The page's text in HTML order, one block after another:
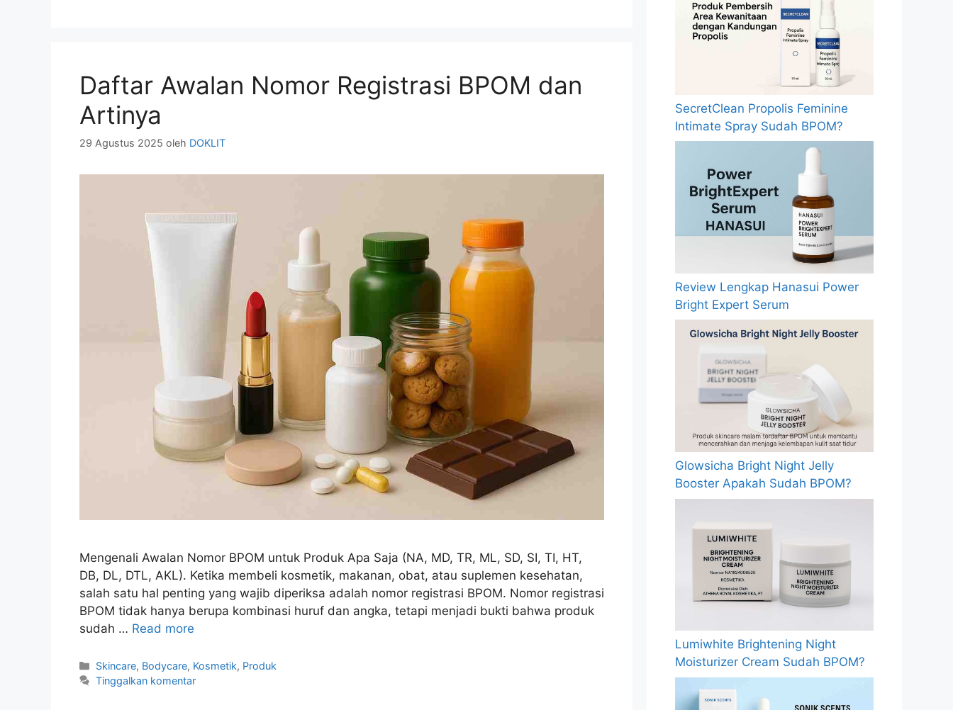
Daftar Awalan Nomor Registrasi BPOM dan
Artinya
29 Agustus 2025 oleh DOKLIT
Mengenali Awalan Nomor BPOM untuk Produk Apa Saja (NA, MD, TR, ML, SD, SI, TI, HT,
DB, DL, DTL, AKL). Ketika membeli kosmetik, makanan, obat, atau suplemen kesehatan,
salah satu hal penting yang wajib diperiksa adalah nomor registrasi BPOM. Nomor registrasi
BPOM tidak hanya berupa kombinasi huruf dan angka, tetapi menjadi bukti bahwa produk
sudah … Read more
Kategori
Skincare, Bodycare, Kosmetik, Produk
Tinggalkan komentar
SecretClean Propolis Feminine
Intimate Spray Sudah BPOM?
Review Lengkap Hanasui Power
Bright Expert Serum
Glowsicha Bright Night Jelly
Booster Apakah Sudah BPOM?
Lumiwhite Brightening Night
Moisturizer Cream Sudah BPOM?